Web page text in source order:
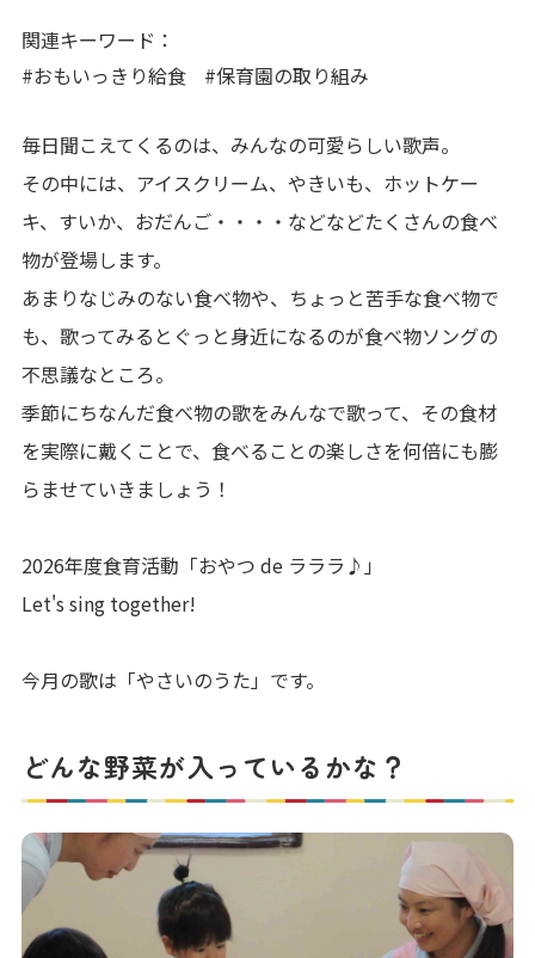
写真販売サービス
お仕事をお探しの方
よくあるご質問
保育園に関するお問い合わせ
プライバシーポリシー
サイトマップ
関連キーワード：
#おもいっきり給食
#保育園の取り組み
毎日聞こえてくるのは、みんなの可愛らしい歌声。
その中には、アイスクリーム、やきいも、ホットケー
キ、すいか、おだんご・・・・などなどたくさんの食べ
物が登場します。
あまりなじみのない食べ物や、ちょっと苦手な食べ物で
も、歌ってみるとぐっと身近になるのが食べ物ソングの
不思議なところ。
季節にちなんだ食べ物の歌をみんなで歌って、その食材
を実際に戴くことで、食べることの楽しさを何倍にも膨
らませていきましょう！
2026年度食育活動「おやつ de ラララ♪」
Let's sing together!
今月の歌は「やさいのうた」です。
どんな野菜が入っているかな？